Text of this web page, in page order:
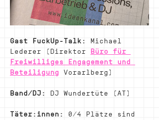
Gast FuckUp-Talk:
Michael
Lederer (Direktor
Büro für
Freiwilliges Engagement und
Beteiligung Vorarlberg)
Band/DJ: DJ Wundertüte (AT)
Täter:innen: 0/4 Plätze sind